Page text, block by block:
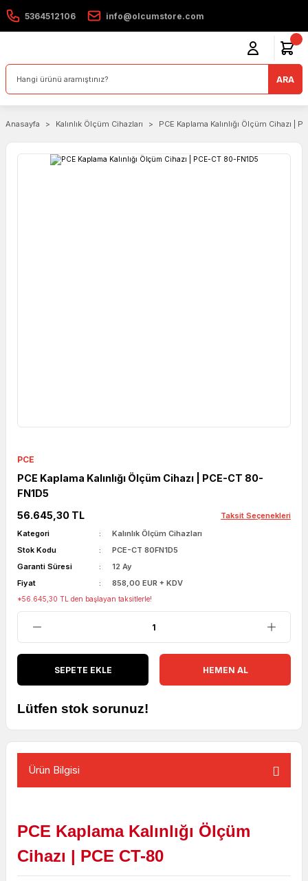
5364512106 info@olcumstore.com
ARA
Anasayfa Kalınlık Ölçüm Cihazları PCE Kaplama Kalınlığı Ölçüm Cihazı |
PCE
PCE Kaplama Kalınlığı Ölçüm Cihazı | PCE-CT 80-
FN1D5
56.645,30 TL
Taksit Seçenekleri
Kategori
Kalınlık Ölçüm Cihazları
Stok Kodu
PCE-CT 80FN1D5
Garanti Süresi
12 Ay
Fiyat
858,00 EUR + KDV
*56.645,30 TL den başlayan taksitlerle!
SEPETE EKLE HEMEN AL
Lütfen stok sorunuz!
Ürün Bilgisi
PCE Kaplama Kalınlığı Ölçüm
Cihazı | PCE CT-80